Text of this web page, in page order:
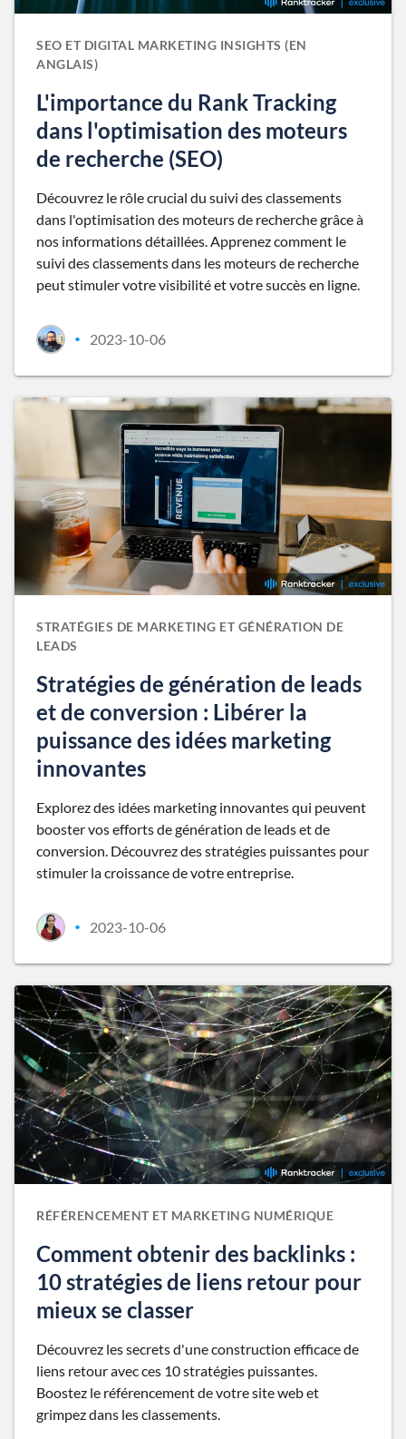
SEO ET DIGITAL MARKETING INSIGHTS (EN
ANGLAIS)
L'importance du Rank Tracking
dans l'optimisation des moteurs
de recherche (SEO)
Découvrez le rôle crucial du suivi des classements
dans l'optimisation des moteurs de recherche grâce à
nos informations détaillées. Apprenez comment le
suivi des classements dans les moteurs de recherche
peut stimuler votre visibilité et votre succès en ligne.
• 2023-10-06
STRATÉGIES DE MARKETING ET GÉNÉRATION DE
LEADS
Stratégies de génération de leads
et de conversion : Libérer la
puissance des idées marketing
innovantes
Explorez des idées marketing innovantes qui peuvent
booster vos efforts de génération de leads et de
conversion. Découvrez des stratégies puissantes pour
stimuler la croissance de votre entreprise.
• 2023-10-06
RÉFÉRENCEMENT ET MARKETING NUMÉRIQUE
Comment obtenir des backlinks :
10 stratégies de liens retour pour
mieux se classer
Découvrez les secrets d'une construction efficace de
liens retour avec ces 10 stratégies puissantes.
Boostez le référencement de votre site web et
grimpez dans les classements.